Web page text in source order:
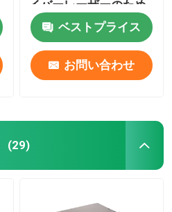
イバーレーザーのため
のPMFパッチコードを
維持 ベストプライス
お問い合わせ
(29)